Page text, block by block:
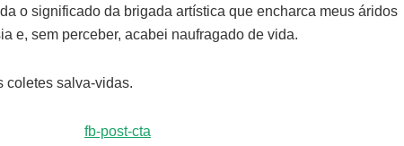
o significado da brigada artística que encharca meus áridos
e, sem perceber, acabei naufragado de vida.
coletes salva-vidas.